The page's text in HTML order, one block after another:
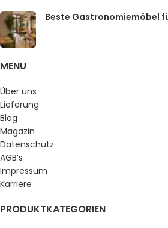
Beste Gastronomiemöbel
MENU
Über uns
Lieferung
Blog
Magazin
Datenschutz
AGB’s
Impressum
Karriere
PRODUKTKATEGORIEN